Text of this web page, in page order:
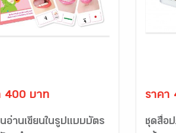
400 บาท
อ่านเขียนในรูปแบบบัตร
ราคา
ชุดสื่อ